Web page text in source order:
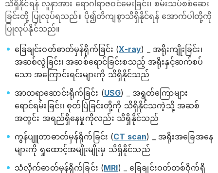
သိရှိနိုင်ရန် လူနာအား ရောဂါရာဇဝင်မေးခြင်း၊ စမ်းသပ်စစ်ဆေး
ခြင်းတို့ ပြုလုပ်ရသည်။ ပို၍တိကျစွာသိရှိနိုင်ရန် အောက်ပါတို့ကို
ပြုလုပ်နိုင်သည်။
ခြေချင်းဝတ်ဓာတ်မှန်ရိုက်ခြင်း (X-ray) _ အရိုးကျိုးခြင်း၊
အဆစ်လွဲခြင်း၊ အဆစ်ရောင်ခြင်းစသည့် အရိုးနှင့်ဆက်စပ်
သော အကြောင်းရင်းများကို သိရှိနိုင်သည်
အာထရာဆောင်းရိုက်ခြင်း (USG) _ အရွတ်ကြောများ
ရောင်ရမ်းခြင်း၊ စုတ်ပြဲခြင်းတို့ကို သိရှိနိုင်သကဲ့သို့ အဆစ်
အတွင်း အရည်ရှိနေမှုကိုလည်း သိရှိနိုင်သည်
ကွန်ပျူတာဓာတ်မှန်ရိုက်ခြင်း (CT scan) _ အရိုးအခြေအနေ
များကို ရှုထောင့်အမျိုးမျိုးမှ သိရှိနိုင်သည်
သံလိုက်ဓာတ်မှန်ရိုက်ခြင်း (MRI) _ ခြေချင်းဝတ်တစ်ဝိုက်ရှိ